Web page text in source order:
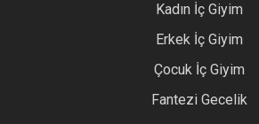
Kadın İç Giyim
Erkek İç Giyim
Çocuk İç Giyim
Fantezi Gecelik